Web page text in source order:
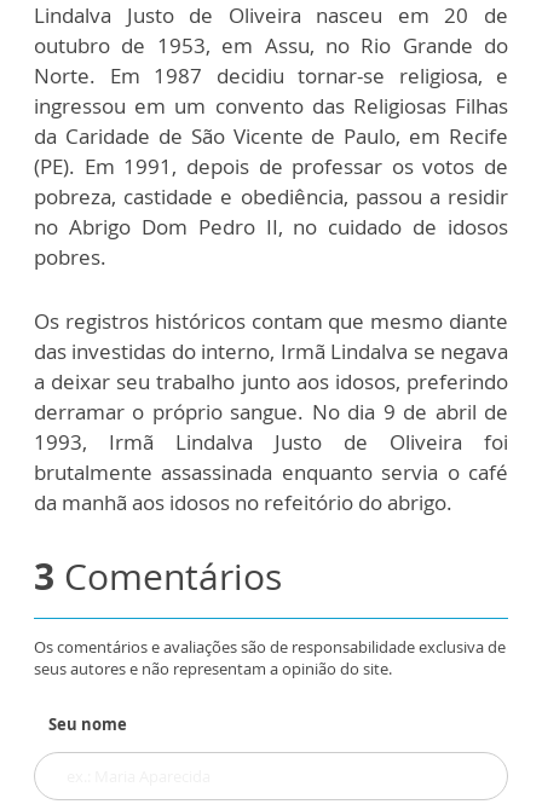
Lindalva Justo de Oliveira nasceu em 20 de
outubro de 1953, em Assu, no Rio Grande do
Norte. Em 1987 decidiu tornar-se religiosa, e
ingressou em um convento das Religiosas Filhas
da Caridade de São Vicente de Paulo, em Recife
(PE). Em 1991, depois de professar os votos de
pobreza, castidade e obediência, passou a residir
no Abrigo Dom Pedro II, no cuidado de idosos
pobres.
Os registros históricos contam que mesmo diante
das investidas do interno, Irmã Lindalva se negava
a deixar seu trabalho junto aos idosos, preferindo
derramar o próprio sangue. No dia 9 de abril de
1993, Irmã Lindalva Justo de Oliveira foi
brutalmente assassinada enquanto servia o café
da manhã aos idosos no refeitório do abrigo.
3 Comentários
Os comentários e avaliações são de responsabilidade exclusiva de
seus autores e não representam a opinião do site.
Seu nome